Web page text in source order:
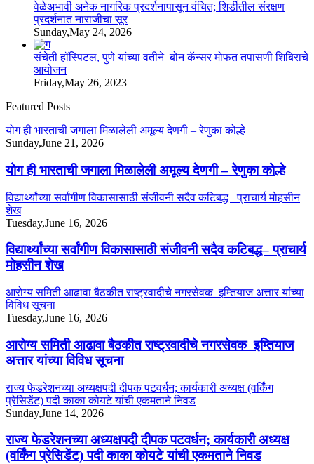
वेळेअभावी अनेक नागरिक प्रदर्शनापासून वंचित; शिर्डीतील संरक्षण
प्रदर्शनात नाराजीचा सूर
Sunday,May 24, 2026
संचेती हॉस्पिटल, पुणे यांच्या वतीने बोन कॅन्सर मोफत तपासणी शिबिराचे
आयोजन
Friday,May 26, 2023
Featured Posts
योग ही भारताची जगाला मिळालेली अमूल्य देणगी – रेणुका कोल्हे
Sunday,June 21, 2026
योग ही भारताची जगाला मिळालेली अमूल्य देणगी – रेणुका कोल्हे
विद्यार्थ्यांच्या सर्वांगीण विकासासाठी संजीवनी सदैव कटिबद्ध– प्राचार्य मोहसीन
शेख
Tuesday,June 16, 2026
विद्यार्थ्यांच्या सर्वांगीण विकासासाठी संजीवनी सदैव कटिबद्ध– प्राचार्य
मोहसीन शेख
आरोग्य समिती आढावा बैठकीत राष्ट्रवादीचे नगरसेवक इम्तियाज अत्तार यांच्या
विविध सूचना
Tuesday,June 16, 2026
आरोग्य समिती आढावा बैठकीत राष्ट्रवादीचे नगरसेवक इम्तियाज
अत्तार यांच्या विविध सूचना
राज्य फेडरेशनच्या अध्यक्षपदी दीपक पटवर्धन; कार्यकारी अध्यक्ष (वर्किंग
प्रेसिडेंट) पदी काका कोयटे यांची एकमताने निवड
Sunday,June 14, 2026
राज्य फेडरेशनच्या अध्यक्षपदी दीपक पटवर्धन; कार्यकारी अध्यक्ष
(वर्किंग प्रेसिडेंट) पदी काका कोयटे यांची एकमताने निवड